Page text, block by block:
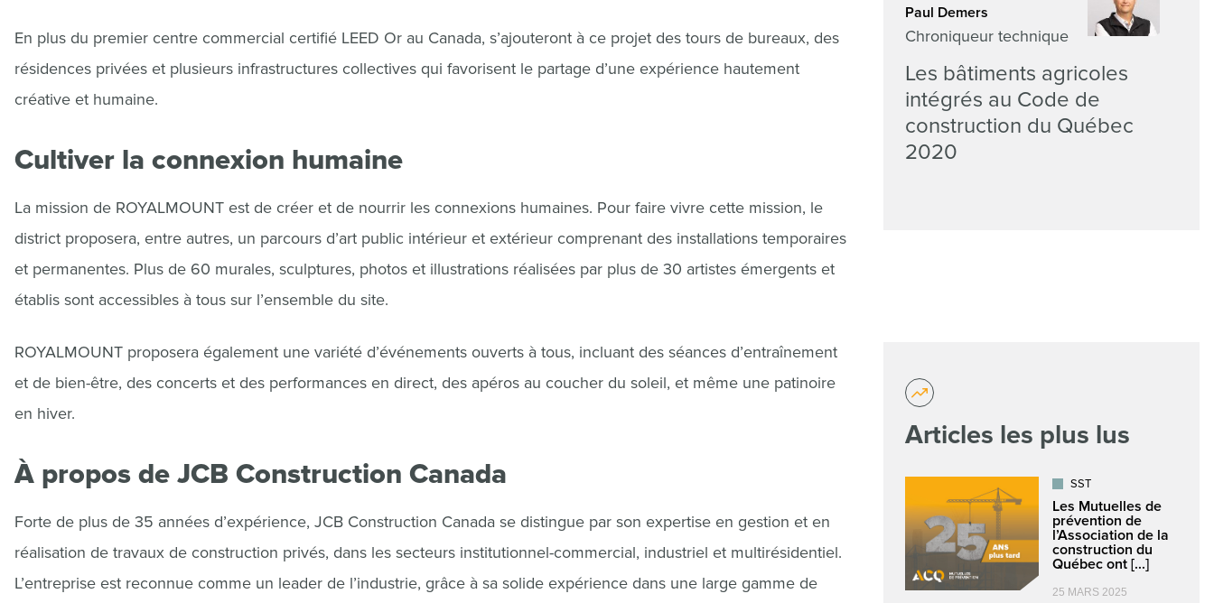
En plus du premier centre commercial certifié LEED Or au Canada, s’ajouteront à ce projet des tours de bureaux, des
résidences privées et plusieurs infrastructures collectives qui favorisent le partage d’une expérience hautement
créative et humaine.
Cultiver la connexion humaine
La mission de ROYALMOUNT est de créer et de nourrir les connexions humaines. Pour faire vivre cette mission, le
district proposera, entre autres, un parcours d’art public intérieur et extérieur comprenant des installations temporaires
et permanentes. Plus de 60 murales, sculptures, photos et illustrations réalisées par plus de 30 artistes émergents et
établis sont accessibles à tous sur l’ensemble du site.
ROYALMOUNT proposera également une variété d’événements ouverts à tous, incluant des séances d’entraînement
et de bien-être, des concerts et des performances en direct, des apéros au coucher du soleil, et même une patinoire
en hiver.
À propos de JCB Construction Canada
Forte de plus de 35 années d’expérience, JCB Construction Canada se distingue par son expertise en gestion et en
réalisation de travaux de construction privés, dans les secteurs institutionnel-commercial, industriel et multirésidentiel.
L’entreprise est reconnue comme un leader de l’industrie, grâce à sa solide expérience dans une large gamme de
Paul Demers
Chroniqueur technique
Les bâtiments agricoles
intégrés au Code de
construction du Québec
2020
Articles les plus lus
SST
Les Mutuelles de
prévention de
l’Association de la
construction du
Québec ont [...]
25 MARS 2025